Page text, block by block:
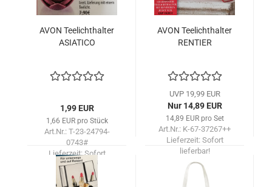
AVON Tee­licht­hal­ter
ASIA­TI­CO
1,99 EUR
1,66 EUR pro Stück
Art.Nr.: T-23-24794-
0743#
Lieferzeit:Sofort
lieferbar!
AVON Tee­licht­hal­ter
REN­TIER
UVP 19,99 EUR
Nur 14,89 EUR
14,89 EUR pro Set
Art.Nr.: K-67-37267++
Lieferzeit: Sofort
lieferbar!